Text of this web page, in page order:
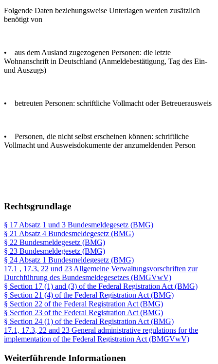
Folgende Daten beziehungsweise Unterlagen werden zusätzlich
benötigt von
• aus dem Ausland zugezogenen Personen: die letzte
Wohnanschrift in Deutschland (Anmeldebestätigung, Tag des Ein-
und Auszugs)
• betreuten Personen: schriftliche Vollmacht oder Betreuerausweis
• Personen, die nicht selbst erscheinen können: schriftliche
Vollmacht und Ausweisdokumente der anzumeldenden Person
Rechtsgrundlage
§ 17 Absatz 1 und 3 Bundesmeldegesetz (BMG)
§ 21 Absatz 4 Bundesmeldegesetz (BMG)
§ 22 Bundesmeldegesetz (BMG)
§ 23 Bundesmeldegesetz (BMG)
§ 24 Absatz 1 Bundesmeldegesetz (BMG)
17.1 , 17.3, 22 und 23 Allgemeine Verwaltungsvorschriften zur
Durchführung des Bundesmeldegesetzes (BMGVwV)
§ Section 17 (1) and (3) of the Federal Registration Act (BMG)
§ Section 21 (4) of the Federal Registration Act (BMG)
§ Section 22 of the Federal Registration Act (BMG)
§ Section 23 of the Federal Registration Act (BMG)
§ Section 24 (1) of the Federal Registration Act (BMG)
17.1, 17.3, 22 and 23 General administrative regulations for the
implementation of the Federal Registration Act (BMGVwV)
Weiterführende Informationen